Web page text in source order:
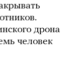
дрона
человек